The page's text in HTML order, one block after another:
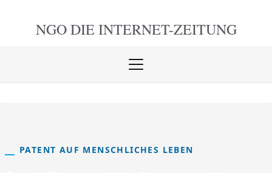
NGO DIE INTERNET-ZEITUNG
Menü
PATENT AUF MENSCHLICHES LEBEN